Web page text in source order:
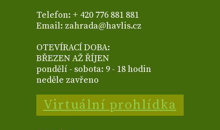
Telefon: + 420 776 881 881
Email: zahrada@havlis.cz
OTEVÍRACÍ DOBA:
BŘEZEN AŽ ŘÍJEN
pondělí - sobota: 9 - 18 hodin
neděle zavřeno
Virtuální prohlídka